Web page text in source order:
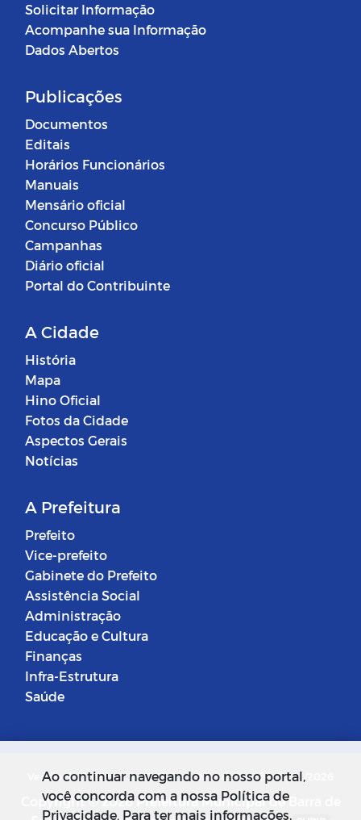
Solicitar Informação
Acompanhe sua Informação
Dados Abertos
Publicações
Documentos
Editais
Horários Funcionários
Manuais
Mensário oficial
Concurso Público
Campanhas
Diário oficial
Portal do Contribuinte
A Cidade
História
Mapa
Hino Oficial
Fotos da Cidade
Aspectos Gerais
Notícias
A Prefeitura
Prefeito
Vice-prefeito
Gabinete do Prefeito
Assistência Social
Administração
Educação e Cultura
Finanças
Infra-Estrutura
Saúde
Versão do Sistema: 5.0.268 Data da Versão: 18/03/2026
Copyright © 2026 Prefeitura Municipal de Barra de
Ao continuar navegando no nosso portal,
você concorda com a nossa Política de
Privacidade. Para ter mais informações,